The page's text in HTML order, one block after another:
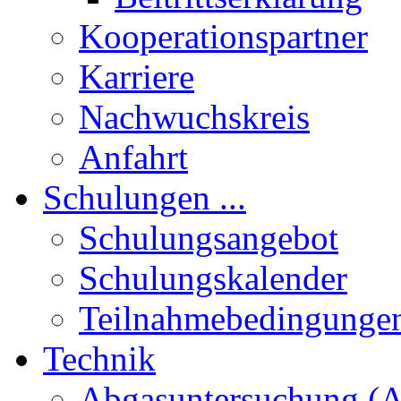
Kooperationspartner
Karriere
Nachwuchskreis
Anfahrt
Schulungen ...
Schulungsangebot
Schulungskalender
Technik